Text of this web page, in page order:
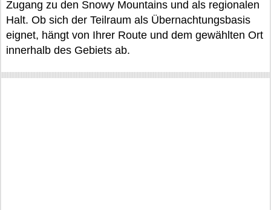
Zugang zu den Snowy Mountains und als regionalen
Halt. Ob sich der Teilraum als Übernachtungsbasis
eignet, hängt von Ihrer Route und dem gewählten Ort
innerhalb des Gebiets ab.